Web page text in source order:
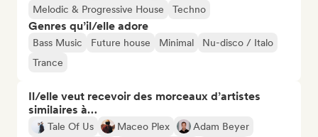
Melodic & Progressive House
Techno
Genres qu’il/elle adore
Bass Music Future house Minimal
Nu-disco / Italo
Trance
Il/elle veut recevoir des morceaux d’artistes
similaires à…
Tale Of Us Maceo Plex
Adam Beyer